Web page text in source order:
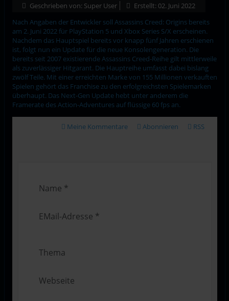
Geschrieben von: Super User
Erstellt: 02. Juni 2022
Nach Angaben der Entwickler soll Assassins Creed: Origins bereits
am 2. Juni 2022 für PlayStation 5 und Xbox Series S/X erscheinen.
Nachdem das Hauptspiel bereits vor knapp fünf Jahren erschienen
ist, folgt nun ein Update für die neue Konsolengeneration. Die
bereits seit 2007 existierende Assassins Creed-Reihe gilt mittlerweile
als zuverlässiger Hitgarant. Die Hauptreihe umfasst dabei bislang
zwölf Teile. Mit einer erreichten Marke von 155 Millionen verkauften
Spielen gehört das Franchise zu den erfolgreichsten Spielemarken
überhaupt. Das Next-Gen Update hebt unter anderem die
Framerate des Action-Adventures auf flüssige 60 fps an.
Meine Kommentare Abonnieren RSS